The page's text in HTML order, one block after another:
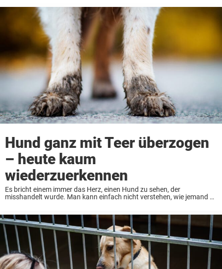
Hund ganz mit Teer überzogen
– heute kaum
wiederzuerkennen
Es bricht einem immer das Herz, einen Hund zu sehen, der
misshandelt wurde. Man kann einfach nicht verstehen, wie jemand so